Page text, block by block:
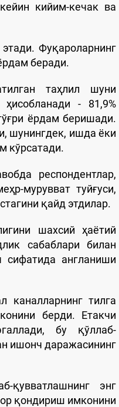
кийим-кечак ва
Фуқароларнинг
беради.
таҳлил шуни
- 81,9%
ёрдам беришади.
шунингдек, ишда ёки
кўрсатади.
респондентлар,
мурувват туйғуси,
қайд этдилар.
шахсий ҳаётий
сабаблари билан
сифатида англаниши
каналларнинг тилга
берди. Етакчи
бу қўллаб-
ишонч даражасининг
қувватлашнинг энг
қондириш имконини